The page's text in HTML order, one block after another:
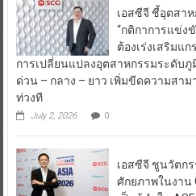
เอสซีจี ชี้อุตสา
“กติกาการแข่ง
ต้องเร่งเสริมแ
การเปลี่ยนแปลงอุตสาหกรรมระดับภู
ด่วน – กลาง – ยาว เพิ่มขีดความสา
ท่วงที
July 2, 2026 0
เอสซีจี ชูนวัตก
ศักยภาพในงาน